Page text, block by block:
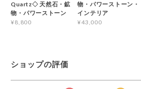
Quartz◇ 天然石・鉱
物・パワーストーン
¥8,800
物・パワーストーン・
インテリア
¥43,000
ショップの評価